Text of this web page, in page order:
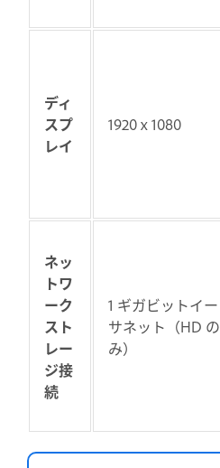
ディ
スプ
レイ
1920 x 1080
ネッ
トワ
ーク
スト
レー
ジ接
続
1 ギガビットイー
サネット（HD の
み）